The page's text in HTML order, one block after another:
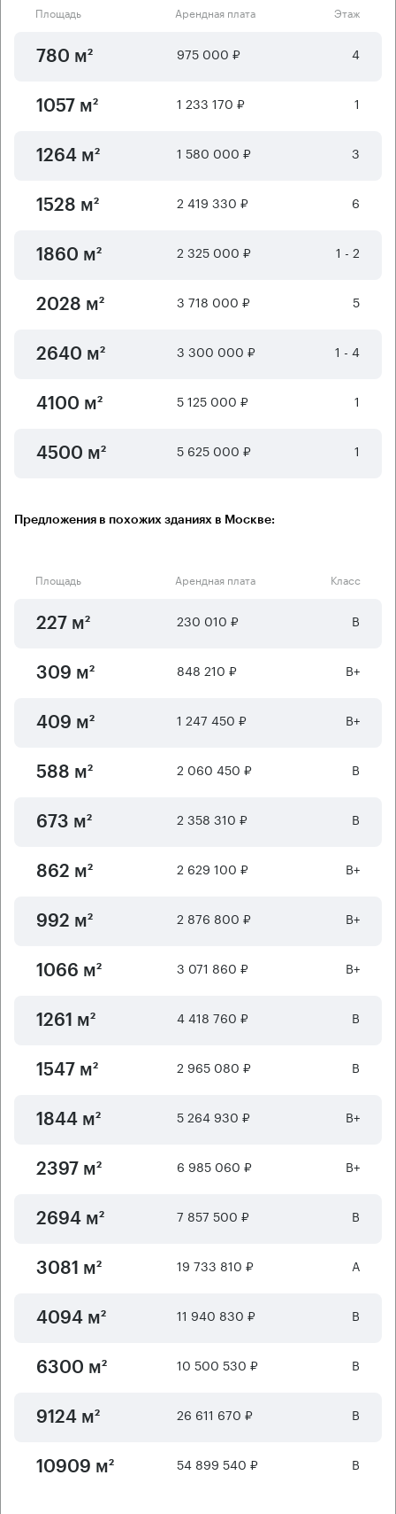
Площадь Арендная плата Этаж
780 м² 975 000 ₽ 4
1057 м² 1 233 170 ₽ 1
1264 м² 1 580 000 ₽ 3
1528 м² 2 419 330 ₽ 6
1860 м² 2 325 000 ₽ 1 - 2
2028 м² 3 718 000 ₽ 5
2640 м² 3 300 000 ₽ 1 - 4
4100 м² 5 125 000 ₽ 1
4500 м² 5 625 000 ₽ 1
Предложения в похожих зданиях в Москве:
Площадь Арендная плата Класс
227 м² 230 010 ₽ B
309 м² 848 210 ₽ B+
409 м² 1 247 450 ₽ B+
588 м² 2 060 450 ₽ B
673 м² 2 358 310 ₽ B
862 м² 2 629 100 ₽ B+
992 м² 2 876 800 ₽ B+
1066 м² 3 071 860 ₽ B+
1261 м² 4 418 760 ₽ B
1547 м² 2 965 080 ₽ B
1844 м² 5 264 930 ₽ B+
2397 м² 6 985 060 ₽ B+
2694 м² 7 857 500 ₽ B
3081 м² 19 733 810 ₽ А
4094 м² 11 940 830 ₽ B
6300 м² 10 500 530 ₽ B
9124 м² 26 611 670 ₽ B
10909 м² 54 899 540 ₽ B